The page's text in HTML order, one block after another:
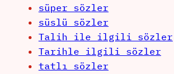
süper sözler
süslü sözler
Talih ile ilgili sözler
Tarihle ilgili sözler
tatlı sözler